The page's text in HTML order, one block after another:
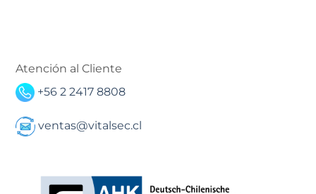
Atención al Cliente
+56 2 2417 8808
ventas@vitalsec.cl